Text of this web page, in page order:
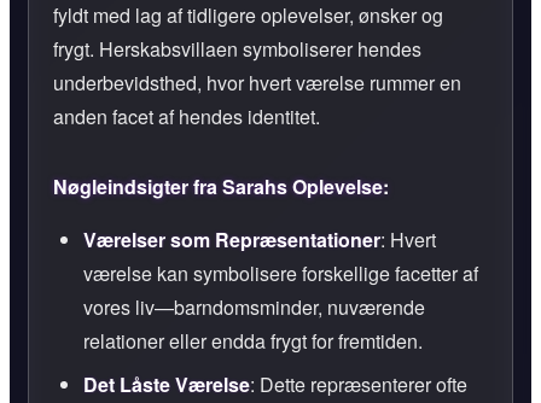
fyldt med lag af tidligere oplevelser, ønsker og
frygt. Herskabsvillaen symboliserer hendes
underbevidsthed, hvor hvert værelse rummer en
anden facet af hendes identitet.
Nøgleindsigter fra Sarahs Oplevelse:
Værelser som Repræsentationer: Hvert
værelse kan symbolisere forskellige facetter af
vores liv—barndomsminder, nuværende
relationer eller endda frygt for fremtiden.
Det Låste Værelse: Dette repræsenterer ofte